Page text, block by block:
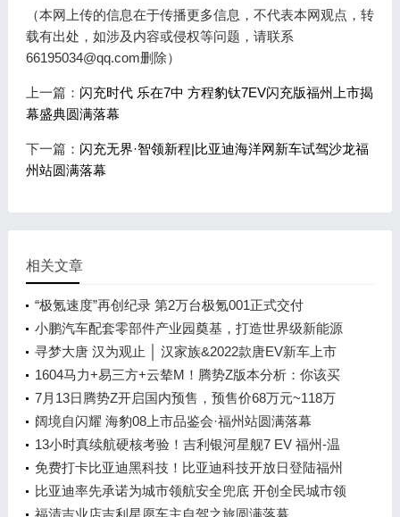
（本网上传的信息在于传播更多信息，不代表本网观点，转
载有出处，如涉及内容或侵权等问题，请联系
66195034@qq.com删除）
上一篇： 闪充时代 乐在7中 方程豹钛7EV闪充版福州上市揭
幕盛典圆满落幕
下一篇： 闪充无界·智领新程|比亚迪海洋网新车试驾沙龙福
州站圆满落幕
相关文章
“极氪速度”再创纪录 第2万台极氪001正式交付
小鹏汽车配套零部件产业园奠基，打造世界级新能源
智能汽车集群
寻梦大唐 汉为观止 │ 汉家族&2022款唐EV新车上市
发布会，敬请期待！
1604马力+易三方+云辇M！腾势Z版本分析：你该买
谁？
7月13日腾势Z开启国内预售，预售价68万元~118万
元
阔境自闪耀 海豹08上市品鉴会·福州站圆满落幕
13小时真续航硬核考验！吉利银河星舰7 EV 福州-温
州长测达成率92.73%
免费打卡比亚迪黑科技！比亚迪科技开放日登陆福州
车展
比亚迪率先承诺为城市领航安全兜底 开创全民城市领
航时代
福清吉业店吉利星愿车主自驾之旅圆满落幕